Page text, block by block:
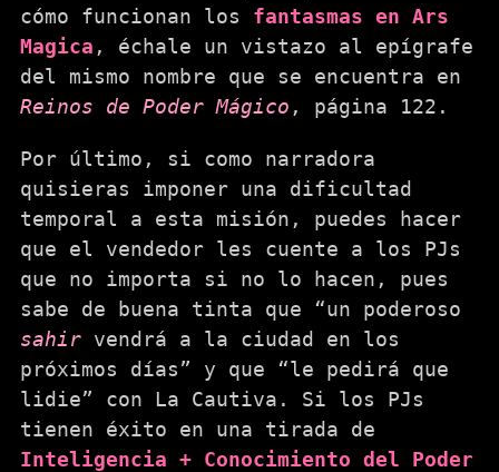
cómo funcionan los fantasmas en Ars
Magica , échale un vistazo al epígrafe
del mismo nombre que se encuentra en
Reinos de Poder Mágico , página 122.
Por último, si como narradora
quisieras imponer una dificultad
temporal a esta misión, puedes hacer
que el vendedor les cuente a los PJs
que no importa si no lo hacen, pues
sabe de buena tinta que “un poderoso
sahir vendrá a la ciudad en los
próximos días” y que “le pedirá que
lidie” con La Cautiva. Si los PJs
tienen éxito en una tirada de
Inteligencia + Conocimiento del Poder